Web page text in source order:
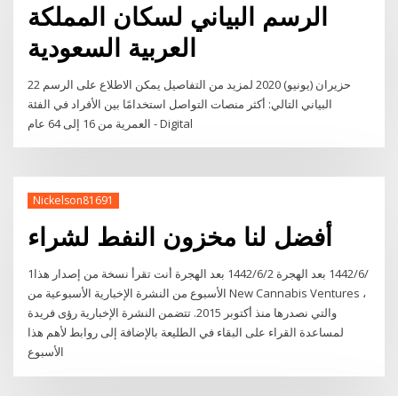
الرسم البياني لسكان المملكة
العربية السعودية
22 حزيران (يونيو) 2020 لمزيد من التفاصيل يمكن الاطلاع على الرسم
البياني التالي: أكثر منصات التواصل استخدامًا بين الأفراد في الفئة
العمرية من 16 إلى 64 عام - Digital
Nickelson81691
أفضل لنا مخزون النفط لشراء
1‏‏/6‏‏/1442 بعد الهجرة 2‏‏/6‏‏/1442 بعد الهجرة أنت تقرأ نسخة من إصدار هذا
الأسبوع من النشرة الإخبارية الأسبوعية من New Cannabis Ventures ،
والتي نصدرها منذ أكتوبر 2015. تتضمن النشرة الإخبارية رؤى فريدة
لمساعدة القراء على البقاء في الطليعة بالإضافة إلى روابط لأهم هذا
الأسبوع